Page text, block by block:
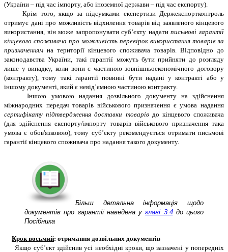
(України – під час імпорту, або іноземної держави – під час експорту).
Крім того, якщо за підсумками експертизи Держекспортконтроль
отримує дані про можливість відхилення товарів від заявленого кінцевого
використання, він може запропонувати суб’єкту надатиписьмові гарантії
кінцевого споживача про можливість перевірок використання товарів за
призначенням на території кінцевого споживача товарів. Відповідно до
законодавства України, такі гарантії можуть бути прийняти до розгляду
лише у випадку, коли вони є частиною зовнішньоекономічного договору
(контракту), тому такі гарантії повинні бути надані у контракті або у
іншому документі, який є невід’ємною частиною контракту.
Іншою умовою надання дозвільного документу на здійснення
міжнародних передач товарів військового призначення є умова надання
сертифікату підтвердження доставки товарівдо кінцевого споживача
(для здійснення експорту/імпорту товарів військового призначення така
умова є обов'язковою), тому суб’єкту рекомендується отримати письмові
гарантії кінцевого споживача про надання такого документу.
Більш детальна інформація щодо
документів про гарантії наведена углаві 3.4до цього
Посібника
Крок восьмий: отримання дозвільних документів
Якщо суб’єкт здійснив усі необхідні кроки, що зазначені у попередніх